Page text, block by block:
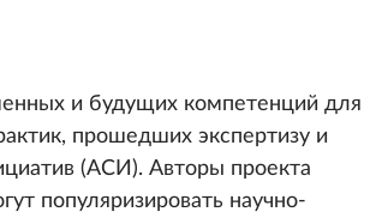
и будущих компетенций для
прошедших экспертизу и
(АСИ). Авторы проекта
популяризировать научно-